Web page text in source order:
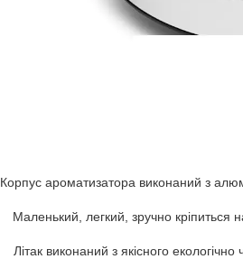
Корпус ароматизатора виконаний з
Маленький, легкий, зручно кріпиться
Літак виконаний з якісного